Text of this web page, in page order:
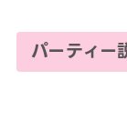
パーティー